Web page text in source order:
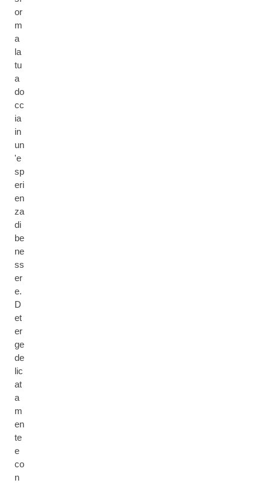
or
m
a
la
tu
a
do
cc
ia
in
un
'e
sp
eri
en
za
di
be
ne
ss
er
e.
D
et
er
ge
de
lic
at
a
m
en
te
e
co
n